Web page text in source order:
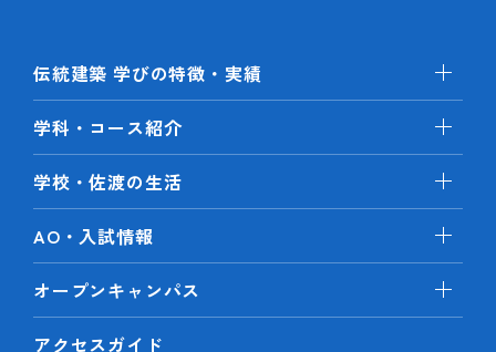
伝統建築 学びの特徴・実績
学科・コース紹介
学校・佐渡の生活
AO・入試情報
オープンキャンパス
アクセスガイド